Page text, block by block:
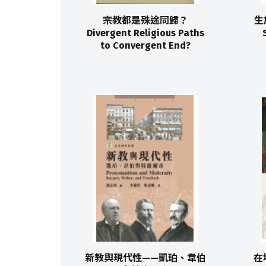
宗教都是殊途同歸？
Divergent Religious Paths
to Convergent End?
生
新教與現代性——凱珀、韋伯
在